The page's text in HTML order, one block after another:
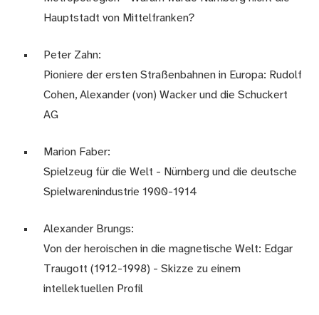
Hauptstadt von Mittelfranken?
Peter Zahn:
Pioniere der ersten Straßenbahnen in Europa: Rudolf
Cohen, Alexander (von) Wacker und die Schuckert
AG
Marion Faber:
Spielzeug für die Welt - Nürnberg und die deutsche
Spielwarenindustrie 1900-1914
Alexander Brungs:
Von der heroischen in die magnetische Welt: Edgar
Traugott (1912-1998) - Skizze zu einem
intellektuellen Profil